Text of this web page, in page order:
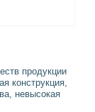
продукции
конструкция,
невысокая